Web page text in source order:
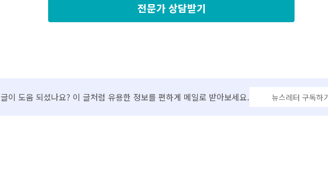
전문가 상담받기
이 도움 되셨나요? 이 글처럼 유용한 정보를 편하게 메일로 받아보세요. 뉴스레터 구독하